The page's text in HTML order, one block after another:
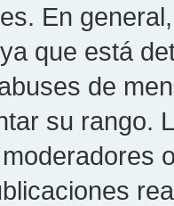
En
que está
de
su rango.